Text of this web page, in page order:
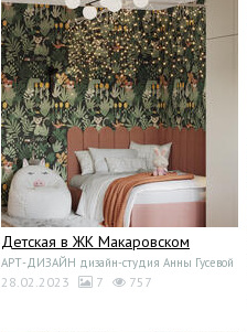
Детская в ЖК Макаровском
АРТ-ДИЗАЙН дизайн-студия Анны Гусевой
28.02.2023 7 757